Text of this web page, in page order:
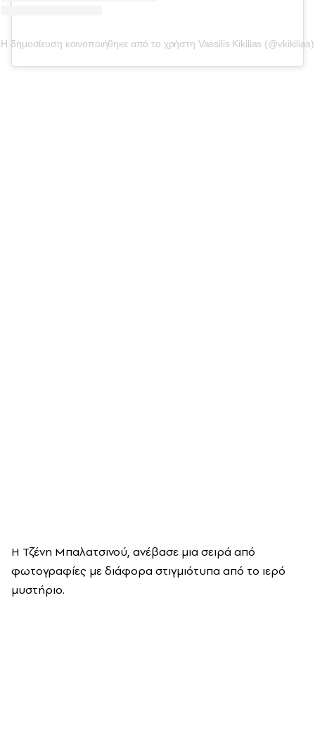
Η δημοσίευση κοινοποιήθηκε από το χρήστη Vassilis Kikilias (@vkikilias)
Η Τζένη Μπαλατσινού, ανέβασε μια σειρά από
φωτογραφίες με διάφορα στιγμιότυπα από το ιερό
μυστήριο.